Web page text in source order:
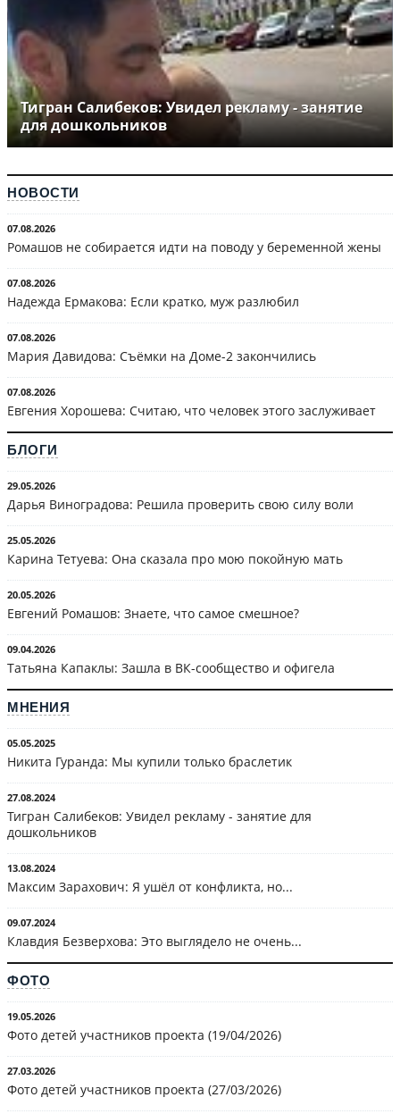
Тигран Салибеков: Увидел рекламу - занятие
для дошкольников
НОВОСТИ
07.08.2026
Ромашов не собирается идти на поводу у беременной жены
07.08.2026
Надежда Ермакова: Если кратко, муж разлюбил
07.08.2026
Мария Давидова: Съёмки на Доме-2 закончились
07.08.2026
Евгения Хорошева: Считаю, что человек этого заслуживает
БЛОГИ
29.05.2026
Дарья Виноградова: Решила проверить свою силу воли
25.05.2026
Карина Тетуева: Она сказала про мою покойную мать
20.05.2026
Евгений Ромашов: Знаете, что самое смешное?
09.04.2026
Татьяна Капаклы: Зашла в ВК-сообщество и офигела
МНЕНИЯ
05.05.2025
Никита Гуранда: Мы купили только браслетик
27.08.2024
Тигран Салибеков: Увидел рекламу - занятие для
дошкольников
13.08.2024
Максим Зарахович: Я ушёл от конфликта, но...
09.07.2024
Клавдия Безверхова: Это выглядело не очень...
ФОТО
19.05.2026
Фото детей участников проекта (19/04/2026)
27.03.2026
Фото детей участников проекта (27/03/2026)